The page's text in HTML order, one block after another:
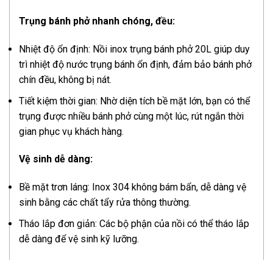
Trụng bánh phở nhanh chóng, đều:
Nhiệt độ ổn định: Nồi inox trụng bánh phở 20L giúp duy
trì nhiệt độ nước trụng bánh ổn định, đảm bảo bánh phở
chín đều, không bị nát.
Tiết kiệm thời gian: Nhờ diện tích bề mặt lớn, bạn có thể
trụng được nhiều bánh phở cùng một lúc, rút ngắn thời
gian phục vụ khách hàng.
Vệ sinh dễ dàng:
Bề mặt trơn láng: Inox 304 không bám bẩn, dễ dàng vệ
sinh bằng các chất tẩy rửa thông thường.
Tháo lắp đơn giản: Các bộ phận của nồi có thể tháo lắp
dễ dàng để vệ sinh kỹ lưỡng.